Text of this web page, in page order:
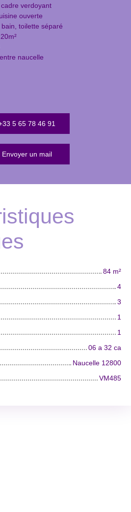
verdoyant
ouverte
toilette séparé
naucelle
5 65 78 46 91
Envoyer un mail
84 m²
4
3
1
1
06 a 32 ca
Naucelle 12800
VM485